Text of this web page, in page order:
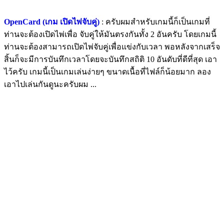
OpenCard (เกม เปิดไพ่จับคู่) : ครับผมสำหรับเกมนี้ก็เป็นเกมที่
ท่านจะต้องเปิดไพ่เพื่อ จับคู่ให้มันตรงกันทั้ง 2 อันครับ โดยเกมนี้
ท่านจะต้องสามารถเปิดไพ่จับคู่เพื่อแข่งกับเวลา พอหลังจากเสร็จ
สิ้นก็จะมีการบันทึกเวลาโดยจะบันทึกสถิติ 10 อันดับที่ดีที่สุด เอา
ไว้ครับ เกมนี้เป็นเกมเล่นง่ายๆ ขนาดเนื้อที่ไฟล์ก็น้อยมาก ลอง
เอาไปเล่นกันดูนะครับผม ...